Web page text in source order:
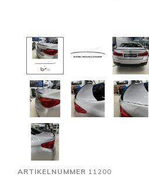
ARTIKELNUMMER 11200